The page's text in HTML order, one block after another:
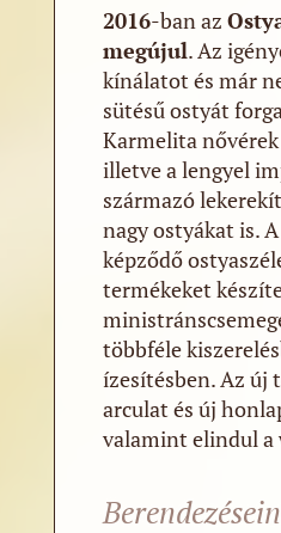
2016-ban az
megújul. Az
kínálatot és már
sütésű ostyát
Karmelita
illetve a lengyel
származó
nagy ostyákat is.
képződő
termékeket
többféle
ízesítésben. Az új
arculat és új
valamint elindul a